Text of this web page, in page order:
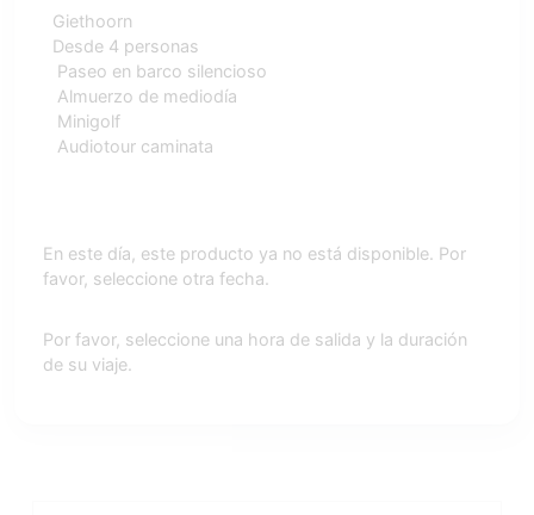
Giethoorn
Desde 4 personas
Paseo en barco silencioso
Almuerzo de mediodía
Minigolf
Audiotour caminata
En este día, este producto ya no está disponible. Por
favor, seleccione otra fecha.
Por favor, seleccione una hora de salida y la duración
de su viaje.